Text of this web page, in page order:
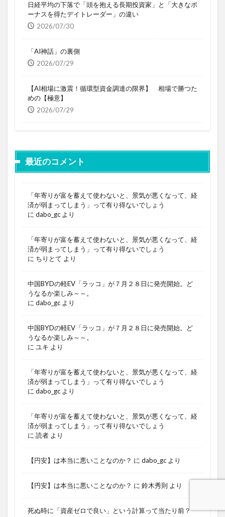
日経平均の下落で「頭を抱える長期投資家」と「大きなボ
ーナスを得たデイトレーダー」の違い
2026/07/30
「AI神話」の裏側
2026/07/29
【AI相場に激震！循環型資金調達の限界】 相場で勝つた
めの【極意】
2026/07/29
最近のコメント
「年寄りが富を蓄えて使わないと、景気が悪くなって、経
済が弱まってしまう」って有り得ないでしょう
に dabo_gc より
「年寄りが富を蓄えて使わないと、景気が悪くなって、経
済が弱まってしまう」って有り得ないでしょう
に ちりとて より
中国BYDの軽EV「ラッコ」が７月２８日に発売開始。ど
うなるか楽しみ～～。
に dabo_gc より
中国BYDの軽EV「ラッコ」が７月２８日に発売開始。ど
うなるか楽しみ～～。
に ユキ より
「年寄りが富を蓄えて使わないと、景気が悪くなって、経
済が弱まってしまう」って有り得ないでしょう
に dabo_gc より
「年寄りが富を蓄えて使わないと、景気が悪くなって、経
済が弱まってしまう」って有り得ないでしょう
に 読者 より
【円安】は本当に悪いことなのか？ に dabo_gc より
【円安】は本当に悪いことなのか？ に 鈴木秀則 より
死ぬ時に「資産ゼロで良い」という計算って当たり前？